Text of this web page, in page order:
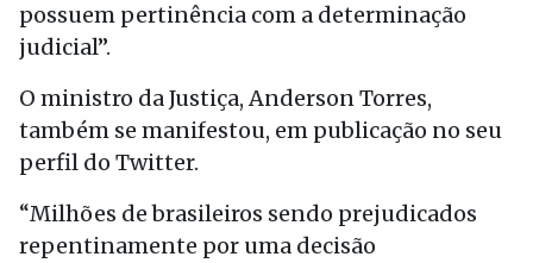
possuem pertinência com a determinação
judicial”.
O ministro da Justiça, Anderson Torres,
também se manifestou, em publicação no seu
perfil do Twitter.
“Milhões de brasileiros sendo prejudicados
repentinamente por uma decisão